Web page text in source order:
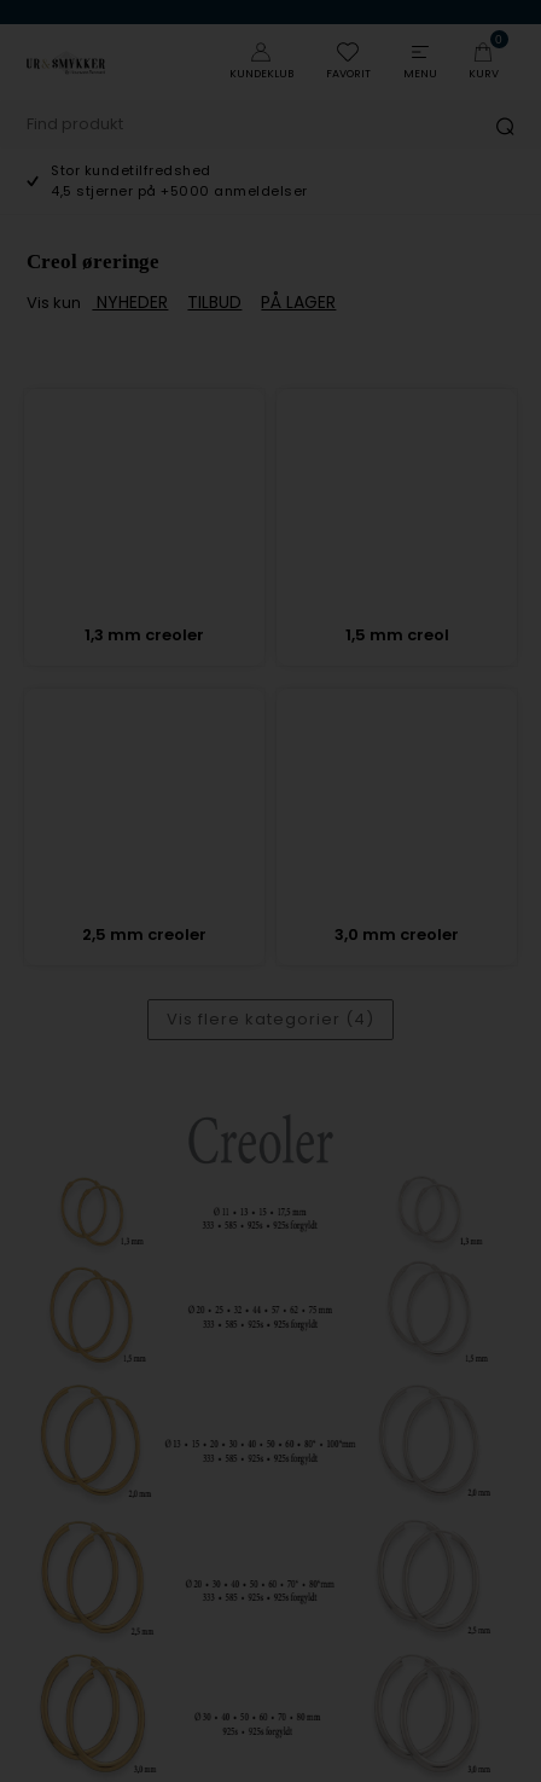
KUNDEKLUB FAVORIT MENU
0
KURV
Stor kundetilfredshed
4,5 stjerner på +5000 anmeldelser
Creol øreringe
Vis kun
NYHEDER TILBUD PÅ LAGER
1,3 mm creoler 1,5 mm creol
2,5 mm creoler 3,0 mm creoler
Vis flere kategorier (4)